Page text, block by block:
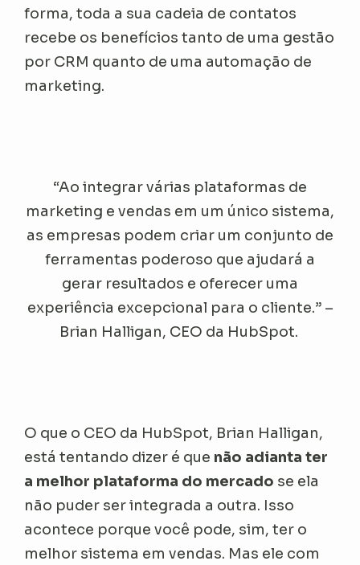
forma, toda a sua cadeia de contatos
recebe os benefícios tanto de uma gestão
por CRM quanto de uma automação de
marketing.
“Ao integrar várias plataformas de
marketing e vendas em um único sistema,
as empresas podem criar um conjunto de
ferramentas poderoso que ajudará a
gerar resultados e oferecer uma
experiência excepcional para o cliente.” –
Brian Halligan, CEO da HubSpot.
O que o CEO da HubSpot, Brian Halligan,
está tentando dizer é que não adianta ter
a melhor plataforma do mercado se ela
não puder ser integrada a outra. Isso
acontece porque você pode, sim, ter o
melhor sistema em vendas. Mas ele com